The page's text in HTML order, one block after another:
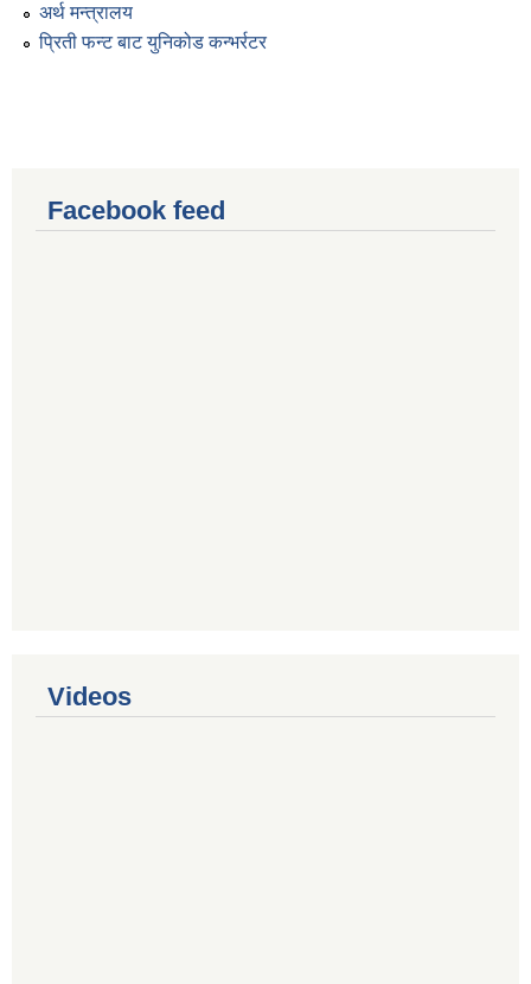
अर्थ मन्त्रालय
प्रिती फन्ट बाट युनिकोड कन्भर्रटर
Facebook feed
Videos